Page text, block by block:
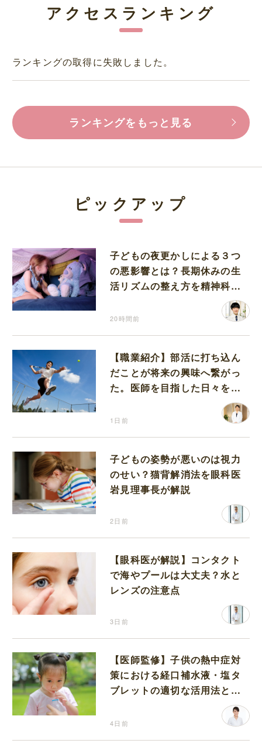
アクセスランキング
ランキングの取得に失敗しました。
ランキングをもっと見る
ピックアップ
子どもの夜更かしによる３つ
の悪影響とは？長期休みの生
活リズムの整え方を精神科医
20時間前
【職業紹介】部活に打ち込ん
だことが将来の興味へ繋がっ
た。医師を目指した日々を振
1日前
子どもの姿勢が悪いのは視力
のせい？猫背解消法を眼科医
岩見理事長が解説
2日前
【眼科医が解説】コンタクト
で海やプールは大丈夫？水と
レンズの注意点
3日前
【医師監修】子供の熱中症対
策における経口補水液・塩タ
ブレットの適切な活用法と水
4日前